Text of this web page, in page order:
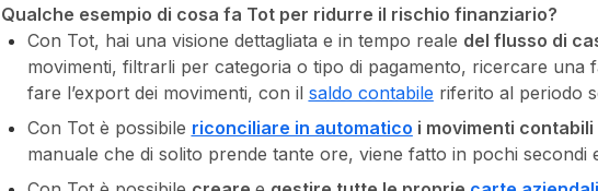
Qualche esempio di cosa fa Tot per ridurre il rischio finanziario?
Con Tot, hai una visione dettagliata e in tempo reale del flusso di
movimenti, filtrarli per categoria o tipo di pagamento, ricercare una
fare l’export dei movimenti, con il saldo contabile riferito al periodo
Con Tot è possibile riconciliare in automatico i movimenti
manuale che di solito prende tante ore, viene fatto in pochi secondi